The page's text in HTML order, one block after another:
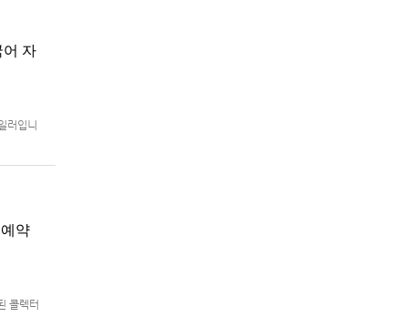
어 자
러입니
약
콜렉터